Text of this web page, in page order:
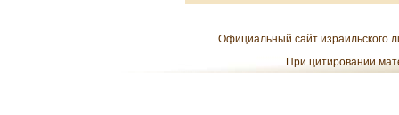
Официальный сайт израильского
При цитировании